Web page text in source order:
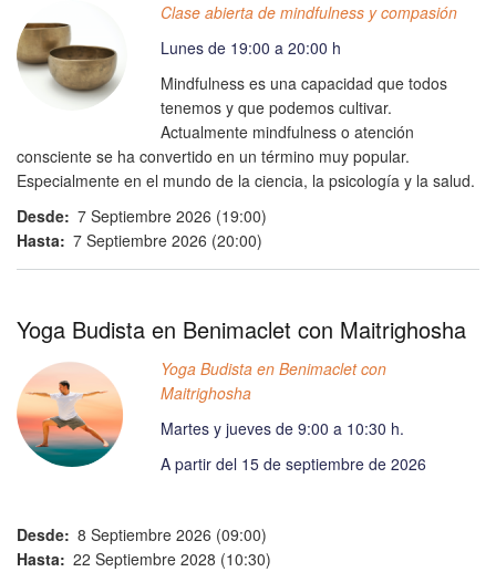
Clase abierta de mindfulness y compasión
Lunes de 19:00 a 20:00 h
Mindfulness es una capacidad que todos
tenemos y que podemos cultivar.
Actualmente mindfulness o atención
consciente se ha convertido en un término muy popular.
Especialmente en el mundo de la ciencia, la psicología y la salud.
Desde 7 Septiembre 2026 (19:00)
Hasta 7 Septiembre 2026 (20:00)
Yoga Budista en Benimaclet con Maitrighosha
Yoga Budista en Benimaclet con
Maitrighosha
Martes y jueves de 9:00 a 10:30 h.
A partir del 15 de septiembre de 2026
Desde 8 Septiembre 2026 (09:00)
Hasta 22 Septiembre 2028 (10:30)